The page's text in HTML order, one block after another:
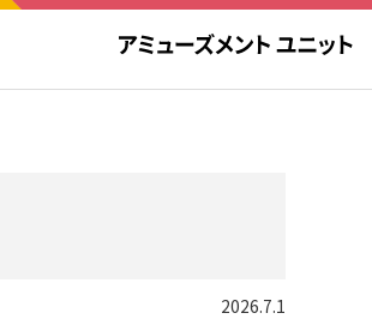
2026.7.1